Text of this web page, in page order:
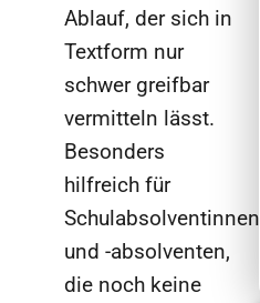
Ablauf, der sich in
Textform nur
schwer greifbar
vermitteln lässt.
Besonders
hilfreich für
Schulabsolventinnen
und -absolventen,
die noch keine